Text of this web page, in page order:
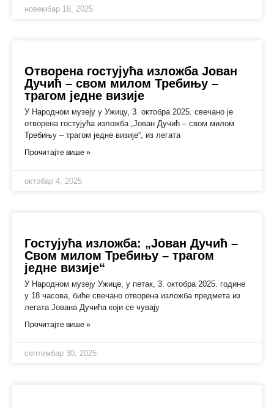
новембар 18, 2025
Отворена гостујућа изложба Јован
Дучић – свом милом Требињу –
трагом једне визије
У Народном музеју у Ужицу, 3. октобра 2025. свечано је
отворена гостујућа изложба „Јован Дучић – свом милом
Требињу – трагом једне визије“, из легата
Прочитајте више »
октобар 4, 2025
Гостујућа изложба: „Јован Дучић –
Свом милом Требињу – трагом
једне визије“
У Народном музеју Ужице, у петак, 3. октобра 2025. године
у 18 часова, биће свечано отворена изложба предмета из
легата Јована Дучића који се чуваjу
Прочитајте више »
септембар 30, 2025